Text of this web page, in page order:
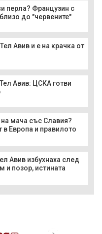
перла? Французин с
до "червените"
Авив и е на крачка от
Авив: ЦСКА готви
мача със Славия?
в Европа и правилото
Авив избухнаха след
и позор, истината